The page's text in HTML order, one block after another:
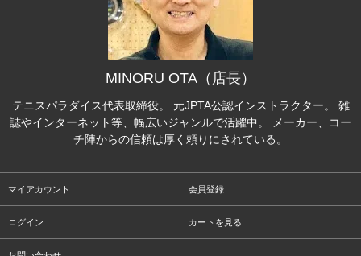
MINORU OTA（店長）
テニスパラダイス代表取締役。 元JPTA公認インストラクター。 雑
誌やインターネット等、幅広いジャンルで活躍中。 メーカー、コー
チ陣からの信頼は厚く頼りにされている。
マイアカウント 会員登録
ログイン カートを見る